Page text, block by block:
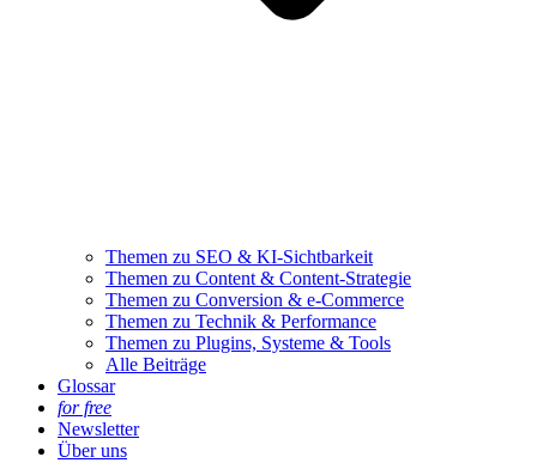
Themen zu SEO & KI-Sichtbarkeit
Themen zu Content & Content-Strategie
Themen zu Conversion & e-Commerce
Themen zu Technik & Performance
Themen zu Plugins, Systeme & Tools
Alle Beiträge
Glossar
for free
Newsletter
Über uns